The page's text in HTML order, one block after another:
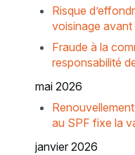
Risque
voisinage avant
Fraude à la
responsabilité
mai 2026
au SPF fixe la
janvier 2026